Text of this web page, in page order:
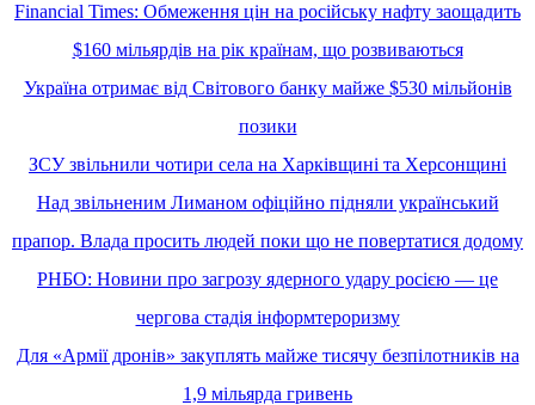
Financial Times: Обмеження цін на російську нафту заощадить
$160 мільярдів на рік країнам, що розвиваються
Україна отримає від Світового банку майже $530 мільйонів
позики
ЗСУ звільнили чотири села на Харківщині та Херсонщині
Над звільненим Лиманом офіційно підняли український
прапор. Влада просить людей поки що не повертатися додому
РНБО: Новини про загрозу ядерного удару росією — це
чергова стадія інформтероризму
Для «Армії дронів» закуплять майже тисячу безпілотників на
1,9 мільярда гривень